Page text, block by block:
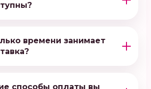
времени занимает
способы оплаты вы